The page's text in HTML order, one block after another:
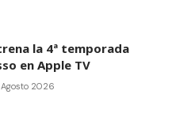
la 4ª temporada
en Apple TV
2026